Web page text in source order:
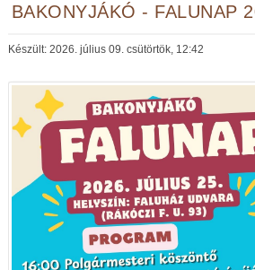
BAKONYJÁKÓ - FALUNAP
Készült: 2026. július 09. csütörtök, 12:42